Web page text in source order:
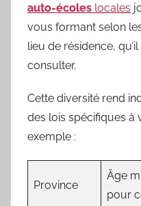
auto-écoles locales
vous formant selon
lieu de résidence,
consulter.
Cette diversité rend
des lois spécifiques à
exemple :
Province
Âge
pour